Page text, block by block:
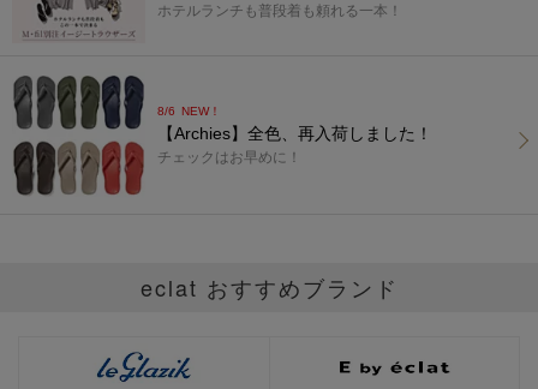
ホテルランチも普段着も頼れる一本！
8/6 NEW！
【Archies】全色、再入荷しました！
チェックはお早めに！
eclat おすすめブランド